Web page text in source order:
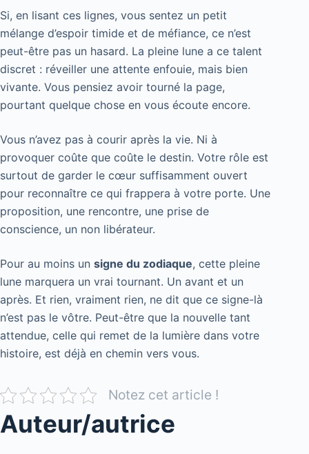
Si, en lisant ces lignes, vous sentez un petit
mélange d’espoir timide et de méfiance, ce n’est
peut-être pas un hasard. La pleine lune a ce talent
discret : réveiller une attente enfouie, mais bien
vivante. Vous pensiez avoir tourné la page,
pourtant quelque chose en vous écoute encore.
Vous n’avez pas à courir après la vie. Ni à
provoquer coûte que coûte le destin. Votre rôle est
surtout de garder le cœur suffisamment ouvert
pour reconnaître ce qui frappera à votre porte. Une
proposition, une rencontre, une prise de
conscience, un non libérateur.
Pour au moins un signe du zodiaque, cette pleine
lune marquera un vrai tournant. Un avant et un
après. Et rien, vraiment rien, ne dit que ce signe-là
n’est pas le vôtre. Peut-être que la nouvelle tant
attendue, celle qui remet de la lumière dans votre
histoire, est déjà en chemin vers vous.
Notez cet article !
Auteur/autrice